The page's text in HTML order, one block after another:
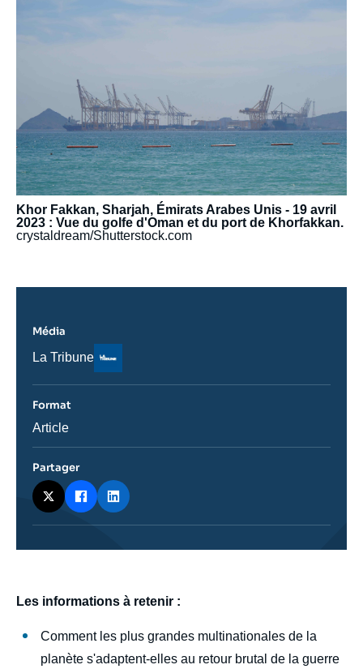
Khor Fakkan, Sharjah, Émirats Arabes Unis - 19 avril
2023 : Vue du golfe d'Oman et du port de Khorfakkan.
crystaldream/Shutterstock.com
body
Les informations à retenir :
Comment les plus grandes multinationales de la
planète s'adaptent-elles au retour brutal de la guerre
Média
Nom
journal,
ou
émission
La Tribune
Format
Catégorie
Article
Partager